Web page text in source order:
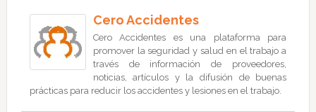
Cero Accidentes
Cero Accidentes es una plataforma para
promover la seguridad y salud en el trabajo a
través de información de proveedores,
noticias, artículos y la difusión de buenas
prácticas para reducir los accidentes y lesiones en el trabajo.